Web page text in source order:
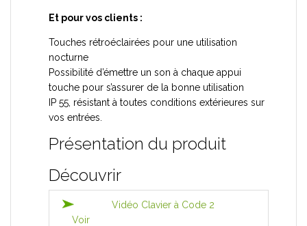
Et pour vos clients :
Touches rétroéclairées pour une utilisation
nocturne
Possibilité d’émettre un son à chaque appui
touche pour s’assurer de la bonne utilisation
IP 55, résistant à toutes conditions extérieures sur
vos entrées.
Présentation du produit
Découvrir
Vidéo Clavier à Code 2
Voir